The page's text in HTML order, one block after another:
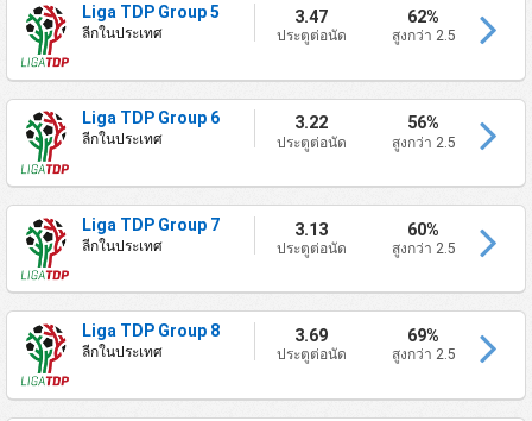
Liga TDP Group 5
ลีกในประเทศ
3.47
ประตูต่อนัด
62%
สูงกว่า 2.5
Liga TDP Group 6
ลีกในประเทศ
3.22
ประตูต่อนัด
56%
สูงกว่า 2.5
Liga TDP Group 7
ลีกในประเทศ
3.13
ประตูต่อนัด
60%
สูงกว่า 2.5
Liga TDP Group 8
ลีกในประเทศ
3.69
ประตูต่อนัด
69%
สูงกว่า 2.5